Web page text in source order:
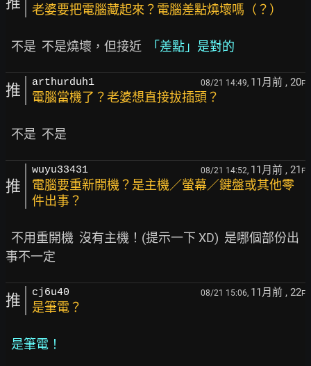
老婆要把電腦藏起來？電腦差點燒壞嗎（？）
  不是  不是燒壞，但接近
「差點」是對的
推 arthurduh1 08/21 14:49, 11月前 , 20F
電腦當機了？老婆想直接拔插頭？
推
wuyu33431 08/21 14:52, 11月前 , 21 F
電腦要重新開機？是主機／螢幕／鍵盤或其他零
件出事？
推 cj6u40 08/21 15:06, 11月前 , 22F
是筆電？
是筆電！